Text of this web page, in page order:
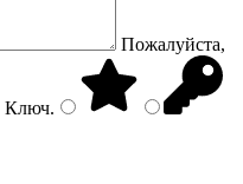
Пожалуйста,
Ключ.